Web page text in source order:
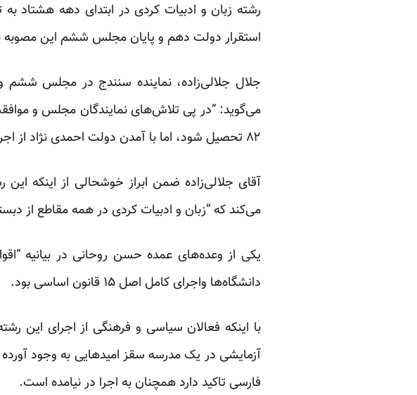
رشته زبان و ادبیات کردی در ابتدای دهه هشتاد
استقرار دولت دهم و پایان مجلس ششم این مصوبه
جلال جلالی‌زاده، نماینده سنندج در مجلس ششم
می‌گوید: “در پی تلاش‌های نمایندگان مجلس و
۸۲ تحصیل شود، اما با آمدن دولت احمدی نژاد از اجرای این مصوبه جلوگیری شد.”
آقای جلالی‌زاده ضمن ابراز خوشحالی از اینکه
می‌کند که “زبان و ادبیات کردی در همه مقاطع از
یکی از وعده‌های عمده حسن روحانی در بیانیه
دانشگاه‌ها واجرای کامل اصل ۱۵ قانون اساسی بود.
با اینکه فعالان سیاسی و فرهنگی از اجرای این
فارسی تاکید دارد همچنان به اجرا در نیامده است.